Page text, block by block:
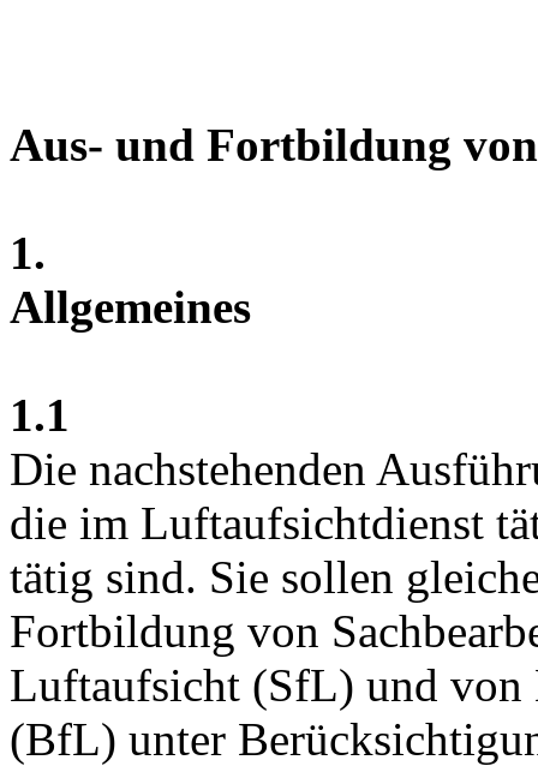
Aus- und Fortbildung
1.
Allgemeines
1.1
Die nachstehenden
die im Luftaufsichtdienst
tätig sind. Sie sollen
Fortbildung von
Luftaufsicht (SfL) und
(BfL) unter